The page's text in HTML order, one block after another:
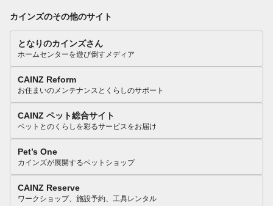
カインズのその他のサイト
となりのカインズさん
ホームセンターを遊び倒すメディア
CAINZ Reform
お住まいのメンテナンスとくらしのサポート
CAINZ ペット総合サイト
ペットとのくらしを彩るサービスをお届け
Pet’s One
カインズが展開するペットショップ
CAINZ Reserve
ワークショップ、施設予約、工具レンタル